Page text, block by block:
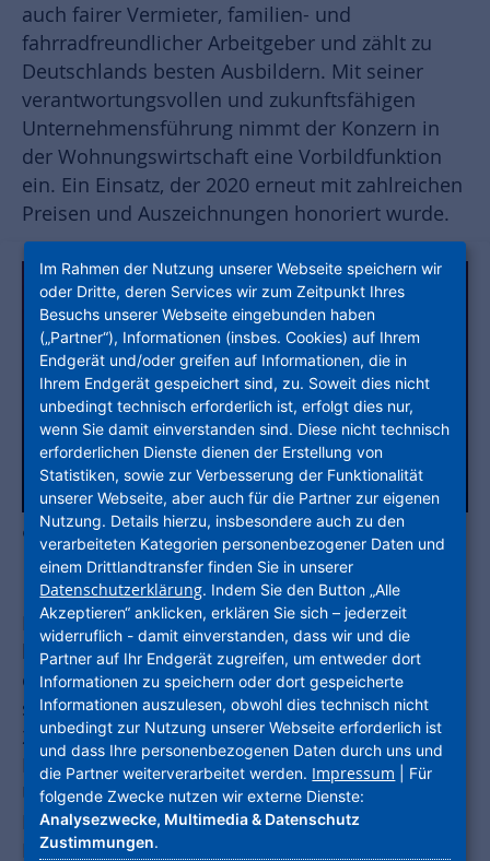
auch fairer Vermieter, familien- und
fahrradfreundlicher Arbeitgeber und zählt zu
Deutschlands besten Ausbildern. Mit seiner
verantwortungsvollen und zukunftsfähigen
Unternehmensführung nimmt der Konzern in
der Wohnungswirtschaft eine Vorbildfunktion
ein. Ein Einsatz, der 2020 erneut mit zahlreichen
Preisen und Auszeichnungen honoriert wurde.
© BMAS / agentur gretchen
Im September konnte die NHW einen ganz
besonderen Erfolg für sich verbuchen: Sie
erhielt den CSR-Preis der Bundesregierung. Sie
setzte sich in der Kategorie Unternehmen mit
250 bis 999 Beschäftigten gegen eine starke
Konkurrenz durch. Insgesamt hatte die Jury 25
Unternehmen in fünf Kategorien nominiert. Die
Preisträger verkündeten Bundesminister
Hubertus Heil und Staatssekretär Björn Böhning
Im Rahmen der Nutzung unserer Webseite speichern wir
oder Dritte, deren Services wir zum Zeitpunkt Ihres
Besuchs unserer Webseite eingebunden haben
(„Partner“), Informationen (insbes. Cookies) auf Ihrem
Endgerät und/oder greifen auf Informationen, die in
Ihrem Endgerät gespeichert sind, zu. Soweit dies nicht
unbedingt technisch erforderlich ist, erfolgt dies nur,
wenn Sie damit einverstanden sind. Diese nicht technisch
erforderlichen Dienste dienen der Erstellung von
Statistiken, sowie zur Verbesserung der Funktionalität
unserer Webseite, aber auch für die Partner zur eigenen
Nutzung. Details hierzu, insbesondere auch zu den
verarbeiteten Kategorien personenbezogener Daten und
einem Drittlandtransfer finden Sie in unserer
Datenschutzerklärung. Indem Sie den Button „Alle
Akzeptieren“ anklicken, erklären Sie sich – jederzeit
widerruflich - damit einverstanden, dass wir und die
Partner auf Ihr Endgerät zugreifen, um entweder dort
Informationen zu speichern oder dort gespeicherte
Informationen auszulesen, obwohl dies technisch nicht
unbedingt zur Nutzung unserer Webseite erforderlich ist
und dass Ihre personenbezogenen Daten durch uns und
die Partner weiterverarbeitet werden. Impressum | Für
folgende Zwecke nutzen wir externe Dienste:
Analysezwecke, Multimedia & Datenschutz
Zustimmungen.